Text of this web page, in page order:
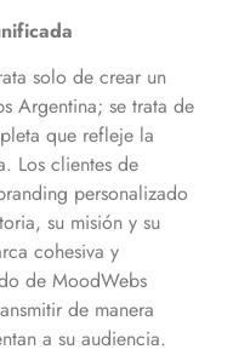
solo de crear un
Argentina; se trata de
que refleje la
Los clientes de
personalizado
su misión y su
cohesiva y
de MoodWebs
de manera
a su audiencia.